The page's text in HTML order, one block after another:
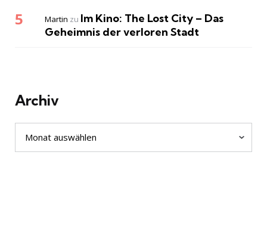
Martin zu Im Kino: The Lost City – Das
Geheimnis der verloren Stadt
Archiv
Archiv